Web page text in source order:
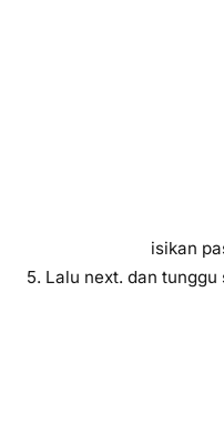
isikan
5. Lalu next. dan tunggu